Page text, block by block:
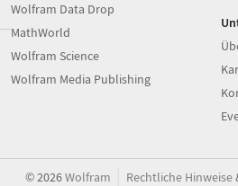
Wolfram Data Drop
MathWorld
Wolfram Science
Wolfram Media Publishing
©2026Wolfram Rechtliche Hinweise